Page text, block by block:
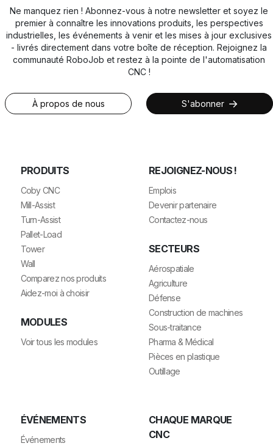
Ne manquez rien ! Abonnez-vous à notre newsletter et soyez le
premier à connaître les innovations produits, les perspectives
industrielles, les événements à venir et les mises à jour exclusives
- livrés directement dans votre boîte de réception. Rejoignez la
communauté RoboJob et restez à la pointe de l'automatisation
CNC !
À propos de nous S'abonner
PRODUITS
Coby CNC
Mill-Assist
Turn-Assist
Pallet-Load
Tower
Wall
Comparez nos produits
Aidez-moi à choisir
MODULES
Voir tous les modules
REJOIGNEZ-NOUS !
Emplois
Devenir partenaire
Contactez-nous
SECTEURS
Aérospatiale
Agriculture
Défense
Construction de machines
Sous-traitance
Pharma & Médical
Pièces en plastique
Outillage
ÉVÉNEMENTS
Événements
CHAQUE MARQUE
CNC